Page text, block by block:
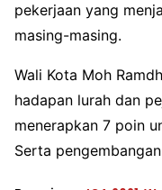
pekerjaan yang
masing-masing.
Wali Kota Moh
hadapan lurah dan
menerapkan 7 poin
Serta